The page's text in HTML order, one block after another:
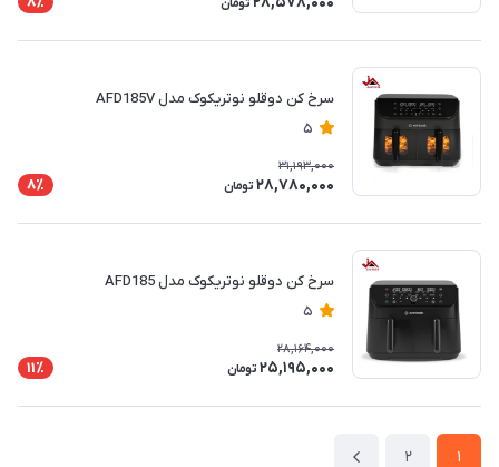
تومان
سرخ کن دوقلو نوتریکوک مدل AFD185V
5
31,193,000
28,780,000 تومان 8٪
سرخ کن دوقلو نوتریکوک مدل AFD185
5
28,164,000
25,195,000 تومان 11٪
1
2